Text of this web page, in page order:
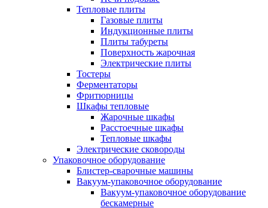
Тепловые плиты
Газовые плиты
Индукционные плиты
Плиты табуреты
Поверхность жарочная
Электрические плиты
Тостеры
Ферментаторы
Фритюрницы
Шкафы тепловые
Жарочные шкафы
Расстоечные шкафы
Тепловые шкафы
Электрические сковороды
Упаковочное оборудование
Блистер-сварочные машины
Вакуум-упаковочное оборудование
Вакуум-упаковочное оборудование
беcкамерные